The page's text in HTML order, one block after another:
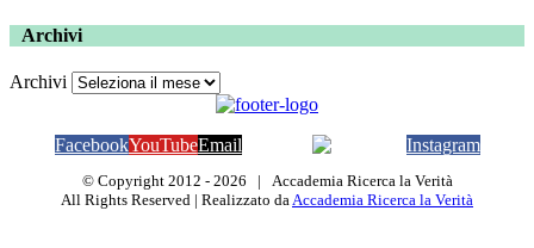
Archivi
Archivi
FacebookYouTubeEmail Instagram
© Copyright 2012 - 2026 | Accademia Ricerca la Verità
All Rights Reserved | Realizzato daAccademia Ricerca la Verità